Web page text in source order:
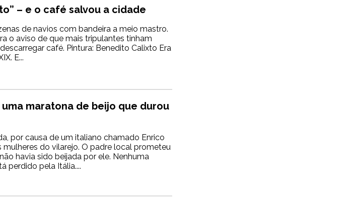
– e o café salvou a cidade
de navios com bandeira a meio mastro.
o aviso de que mais tripulantes tinham
café. Pintura: Benedito Calixto Era
E...
uma maratona de beijo que durou
por causa de um italiano chamado Enrico
do vilarejo. O padre local prometeu
havia sido beijada por ele. Nenhuma
perdido pela Itália....